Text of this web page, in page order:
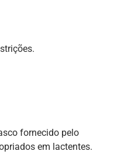
fornecido pelo
em lactentes.